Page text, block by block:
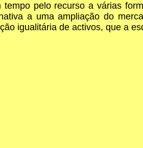
pelo recurso a várias
a uma ampliação do
igualitária de activos, que a